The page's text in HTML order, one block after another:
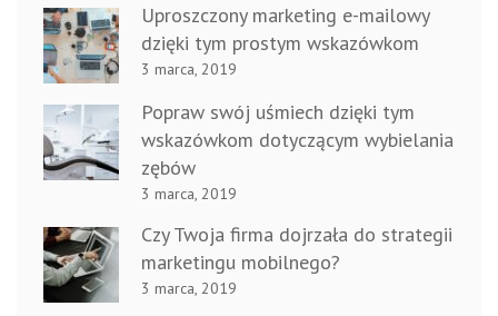
Uproszczony marketing e-mailowy
dzięki tym prostym wskazówkom
3 marca, 2019
Popraw swój uśmiech dzięki tym
wskazówkom dotyczącym wybielania
zębów
3 marca, 2019
Czy Twoja firma dojrzała do strategii
marketingu mobilnego?
3 marca, 2019